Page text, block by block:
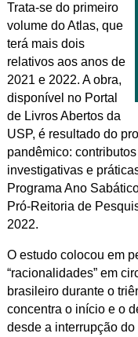
Trata-se do primeiro
volume do Atlas, que
terá mais dois
relativos aos anos de
2021 e 2022. A obra,
disponível no Portal
de Livros Abertos da
USP, é resultado do
pandêmico:
investigativas e
Programa Ano
Pró-Reitoria de
2022.
O estudo colocou em
“racionalidades” em
brasileiro durante o
concentra o início e o
desde a interrupção